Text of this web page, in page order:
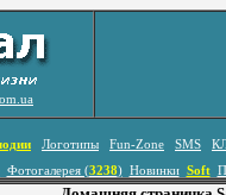
Логотипы Fun-Zone SMS
Фотогалерея (3238) Новинки Soft